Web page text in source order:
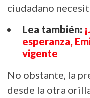
ciudadano
Lea también:
esperanza,
vigente
No obstante, la
desde la otra